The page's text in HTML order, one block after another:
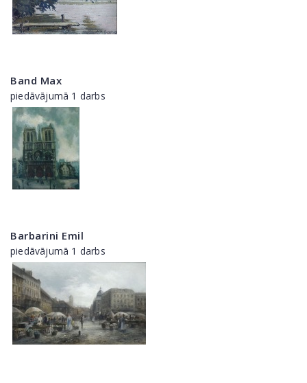
Band Max
piedāvājumā 1 darbs
Barbarini Emil
piedāvājumā 1 darbs